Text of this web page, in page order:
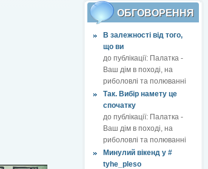
ОБГОВОРЕННЯ
В залежності від того,
що ви
до публікації: Палатка -
Ваш дім в поході, на
риболовлі та полюванні
Так. Вибір намету це
спочатку
до публікації: Палатка -
Ваш дім в поході, на
риболовлі та полюванні
Минулий вікенд у #
tyhe_pleso